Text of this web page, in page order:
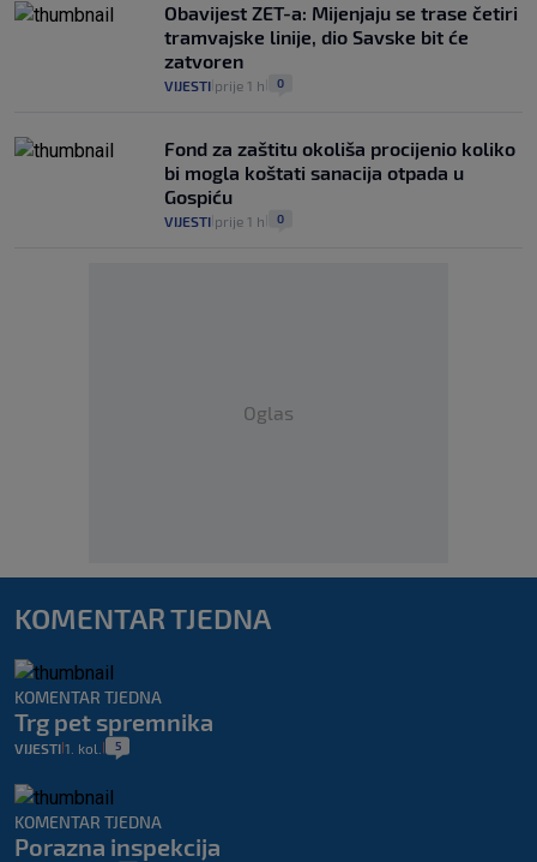
Obavijest ZET-a: Mijenjaju se trase četiri
tramvajske linije, dio Savske bit će
zatvoren
VIJESTI prije 1 h 0
Fond za zaštitu okoliša procijenio koliko
bi mogla koštati sanacija otpada u
Gospiću
VIJESTI prije 1 h 0
Oglas
KOMENTAR TJEDNA
KOMENTAR TJEDNA
Trg pet spremnika
VIJESTI 1. kol. 5
KOMENTAR TJEDNA
Porazna inspekcija